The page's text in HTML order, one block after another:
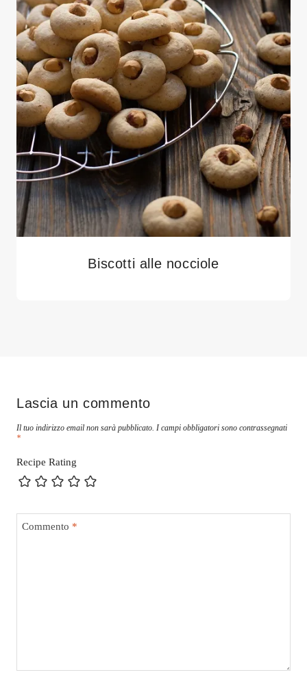
Biscotti alle nocciole
Lascia un commento
Il tuo indirizzo email non sarà pubblicato. I campi obbligatori sono contrassegnati
*
Recipe Rating
Commento *